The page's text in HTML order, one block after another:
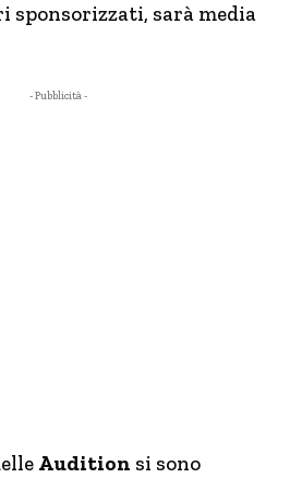
sponsorizzati, sarà media
- Pubblicità -
Audition si sono